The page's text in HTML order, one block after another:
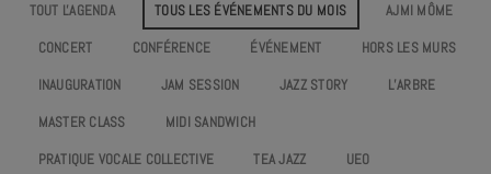
TOUT L'AGENDA TOUS LES ÉVÉNEMENTS DU MOIS
AJMI MÔME
CONCERT
CONFÉRENCE ÉVÉNEMENT
HORS LES MURS
INAUGURATION
JAM SESSION JAZZ STORY
L’ARBRE
MASTER CLASS
MIDI SANDWICH
PRATIQUE VOCALE COLLECTIVE
TEA JAZZ UEO